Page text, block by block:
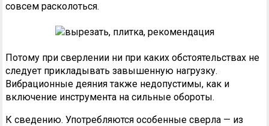
совсем расколоться.
Потому при сверлении ни при каких обстоятельствах не
следует прикладывать завышенную нагрузку.
Вибрационные деяния также недопустимы, как и
включение инструмента на сильные обороты.
К сведению. Употребляются особенные сверла — из